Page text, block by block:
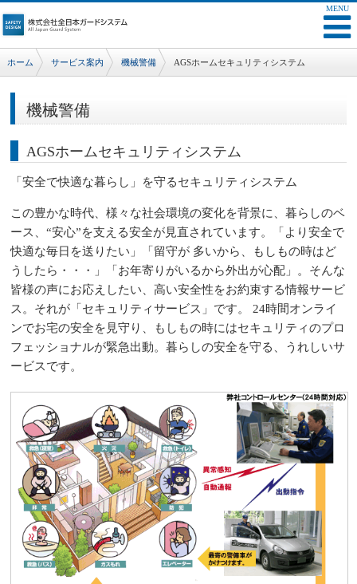
ホーム サービス案内 機械警備 AGSホームセキュリティシステム
機械警備
AGSホームセキュリティシステム
「安全で快適な暮らし」を守るセキュリティシステム
この豊かな時代、様々な社会環境の変化を背景に、暮らしのベ
ース、“安心”を支える安全が見直されています。「より安全で
快適な毎日を送りたい」「留守が 多いから、もしもの時はど
うしたら・・・」「お年寄りがいるから外出が心配」。そんな
皆様の声にお応えしたい、高い安全性をお約束する情報サービ
ス。それが「セキュリティサービス」です。 24時間オンライ
ンでお宅の安全を見守り、もしもの時にはセキュリティのプロ
フェッショナルが緊急出動。暮らしの安全を守る、うれしいサ
ービスです。